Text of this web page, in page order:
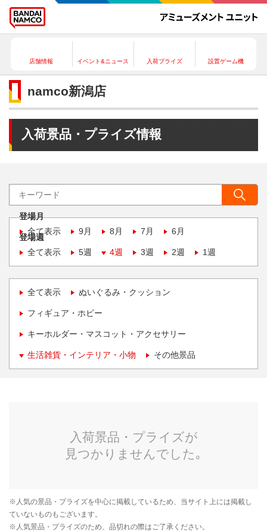
店舗情報 イベント&ニュース 入荷プライズ 設置ゲーム機
namco新潟店
入荷景品・プライズ情報
登場月
全て表示
9月 8月 7月 6月
登場週
全て表示
5週 4週 3週 2週 1週
全て表示 ぬいぐるみ・クッション
フィギュア・ホビー
キーホルダー・マスコット・アクセサリー
生活雑貨・インテリア・小物 その他景品